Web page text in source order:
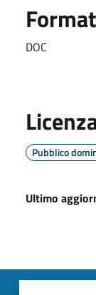
DOC
Pubblico
Ultimo